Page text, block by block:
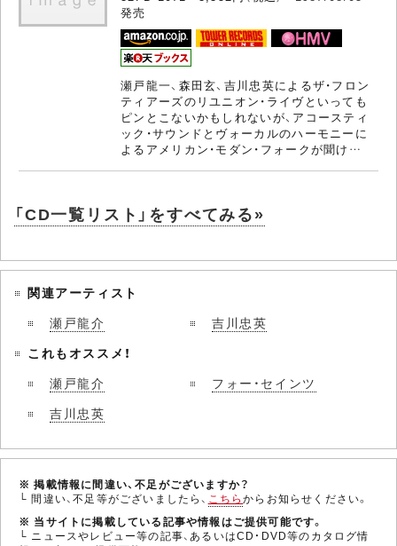
発売
瀬戸龍一、森田玄、吉川忠英によるザ・フロン
ティアーズのリユニオン・ライヴといっても
ピンとこないかもしれないが、アコースティ
ック・サウンドとヴォーカルのハーモニーに
よるアメリカン・モダン・フォークが聞け…
「CD一覧リスト」をすべてみる»
関連アーティスト
瀬戸龍介
吉川忠英
これもオススメ！
瀬戸龍介
フォー・セインツ
吉川忠英
※ 掲載情報に間違い、不足がございますか？
└ 間違い、不足等がございましたら、 こちらからお知らせください。
※ 当サイトに掲載している記事や情報はご提供可能です。
└ ニュースやレビュー等の記事、あるいはCD・DVD等のカタログ情